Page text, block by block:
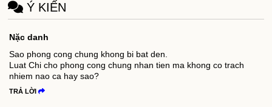
Ý KIẾN
Nặc danh
Sao phong cong chung khong bi bat den.
Luat Chi cho phong cong chung nhan tien ma khong co trach
nhiem nao ca hay sao?
TRẢ LỜI